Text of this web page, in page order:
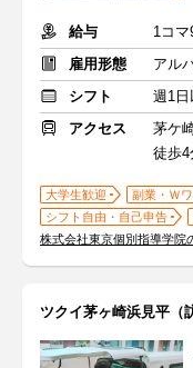
給与
1コ
雇用形態
アル
シフト
週1
アクセス
茅ケ
徒歩4
大学生歓迎 副業・Ｗ
シフト自由・自己申告
株式会社東京個別指導学院
ツクイ茅ヶ崎浜見平（